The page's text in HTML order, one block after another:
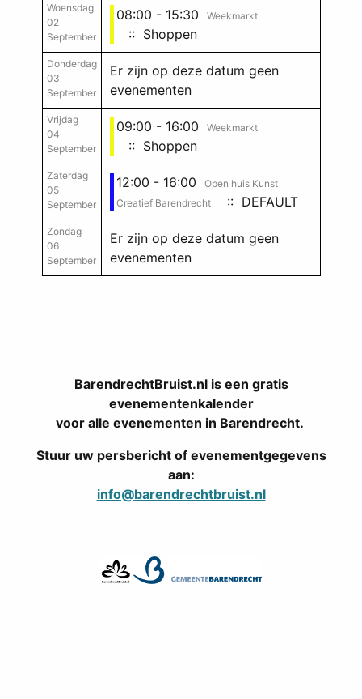
Woensdag
02
September
08:00 - 15:30 Weekmarkt
:: Shoppen
Donderdag
03
September
Er zijn op deze datum geen
evenementen
Vrijdag
04
September
09:00 - 16:00 Weekmarkt
:: Shoppen
Zaterdag
05
September
12:00 - 16:00
Open huis Kunst
Creatief Barendrecht
:: DEFAULT
Zondag
06
September
Er zijn op deze datum geen
evenementen
BarendrechtBruist.nl is een gratis
evenementenkalender
voor alle evenementen in Barendrecht.
Stuur uw persbericht of evenementgegevens
aan:
info@barendrechtbruist.nl